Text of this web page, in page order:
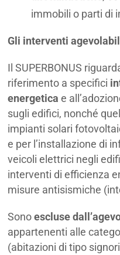
immobili o parti di
Gli interventi
Il SUPERBONUS
riferimento a specifici
energetica e
sugli edifici, nonché
impianti solari
e per l’installazione di
veicoli elettrici negli
interventi di efficienza
misure antisismiche
Sonoescluse
appartenenti alle
(abitazioni di tipo